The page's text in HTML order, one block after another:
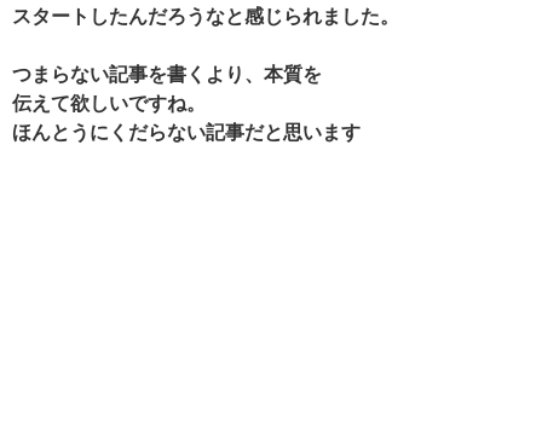
スタートしたんだろうなと感じられました。
つまらない記事を書くより、本質を
伝えて欲しいですね。
ほんとうにくだらない記事だと思います